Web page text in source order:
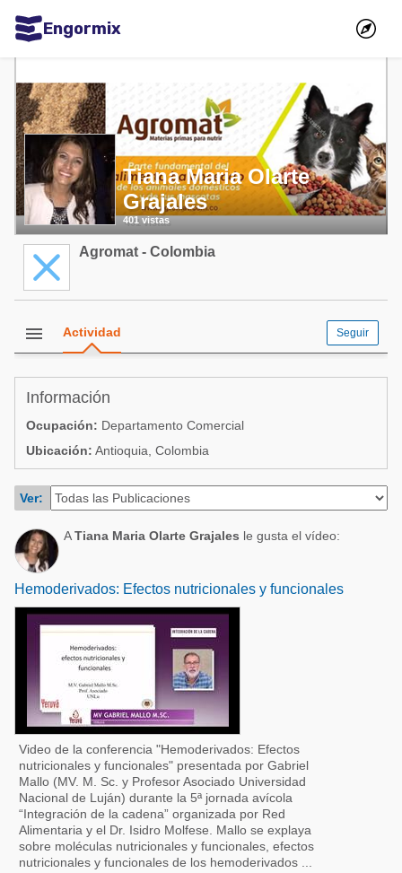
Engormix
Comunidades en español
Agricultura
Balanceados - Piensos
Avicultura
Ganadería
Lechería
Micotoxinas
Porcicultura
Mascotas
Micotoxinas
Avicultura
Porcicultura
Lechería
Balanceados - Piensos
Comunidades en portugués
Micotoxinas
Avicultura
Porcicultura
Ganadería
Lechería
Tiana Maria Olarte
Grajales
401 vistas
Agromat - Colombia
menu Actividad Seguir
Información
Ocupación: Departamento Comercial
Ubicación: Antioquia, Colombia
Ver:
ATiana Maria Olarte Grajales le gusta el vídeo:
Hemoderivados: Efectos nutricionales y funcionales
Video de la conferencia "Hemoderivados: Efectos
nutricionales y funcionales" presentada por Gabriel
Mallo (MV. M. Sc. y Profesor Asociado Universidad
Nacional de Luján) durante la 5ª jornada avícola
“Integración de la cadena” organizada por Red
Alimentaria y el Dr. Isidro Molfese. Mallo se explaya
sobre moléculas nutricionales y funcionales, efectos
nutricionales y funcionales de los hemoderivados ...